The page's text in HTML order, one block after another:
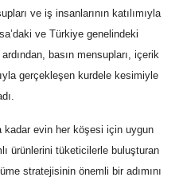
ve iş insanlarının katılımıyla
ve Türkiye genelindeki
ardından, basın mensupları, içerik
gerçekleşen kurdele kesimiyle
kadar evin her köşesi için uygun
ürünlerini tüketicilerle buluşturan
stratejisinin önemli bir adımını